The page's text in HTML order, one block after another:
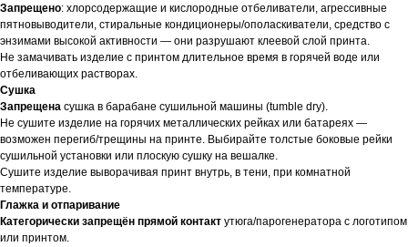
Запрещено: хлорсодержащие и кислородные отбеливатели, агрессивные
пятновыводители, стиральные кондиционеры/ополаскиватели, средство с
энзимами высокой активности — они разрушают клеевой слой принта.
Не замачивать изделие с принтом длительное время в горячей воде или
отбеливающих растворах.
Сушка
Запрещена сушка в барабане сушильной машины (tumble dry).
Не сушите изделие на горячих металлических рейках или батареях —
возможен перегиб/трещины на принте. Выбирайте толстые боковые рейки
сушильной установки или плоскую сушку на вешалке.
Сушите изделие выворачивая принт внутрь, в тени, при комнатной
температуре.
Глажка и отпаривание
Категорически запрещён прямой контакт утюга/парогенератора с логотипом
или принтом.